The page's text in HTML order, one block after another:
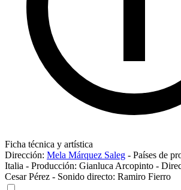
Ficha técnica y artística
Dirección: Mela Márquez Saleg - Países de
Italia - Producción: Gianluca Arcopinto -
Cesar Pérez - Sonido directo: Ramiro Fierro